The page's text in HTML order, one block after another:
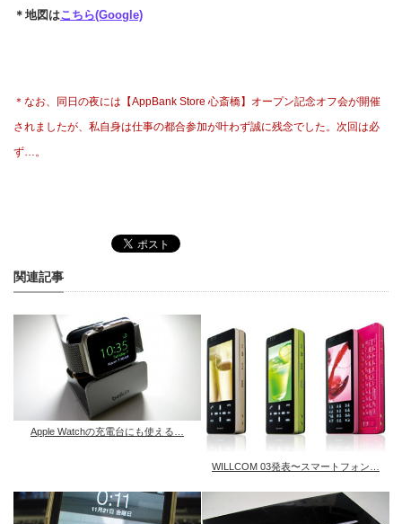
＊地図はこちら(Google)
＊なお、同日の夜には【AppBank Store 心斎橋】オープン記念オフ会が開催
されましたが、私自身は仕事の都合参加が叶わず誠に残念でした。次回は必
ず…。
関連記事
Apple Watchの充電台にも使える…
WILLCOM 03発表〜スマートフォン…